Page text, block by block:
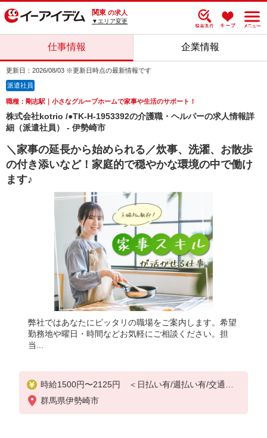
関東 の求人
▼エリア変更
仕事情報 企業情報
更新日：2026/08/03 ※更新日時点の最新情報です
派遣社員
職種：剛志駅｜小さなグループホームで家事や生活のサポート！
株式会社kotrio /●TK-H-1953392の介護職・ヘルパーの求人情報詳
細（派遣社員） - 伊勢崎市
＼家事の延長から始められる／炊事、洗濯、お散歩
の付き添いなど！家庭的で穏やかな環境の中で働け
ます♪
弊社ではあなたにピッタリの職場をご案内します。希望
勤務地や曜日・時間などお気軽にご相談ください。担
当...
時給1500円〜2125円 ＜日払い有/週払い有/交通費
全支給(ガソリン代含む)＞
群馬県伊勢崎市